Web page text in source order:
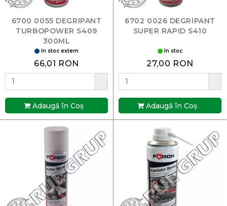
6700 0055 DEGRIPANT
TURBOPOWER S409
300ML
In stoc extern
66,01 RON
Adaugă în Coş
6702 0026 DEGRIPANT
SUPER RAPID S410
In stoc
27,00 RON
Adaugă în Coş